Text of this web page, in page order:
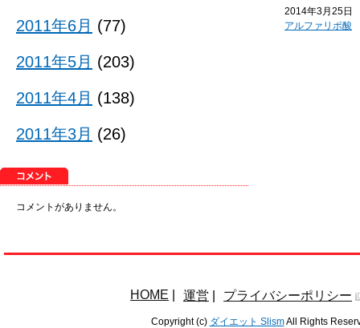
2014年3月25日
アルファリポ酸
2011年6月 (77)
2011年5月 (203)
2011年4月 (138)
2011年3月 (26)
コメントがありません。
HOME 運営 プライバシーポリシー
Copyright (c) ダイエット SlismAll Rights